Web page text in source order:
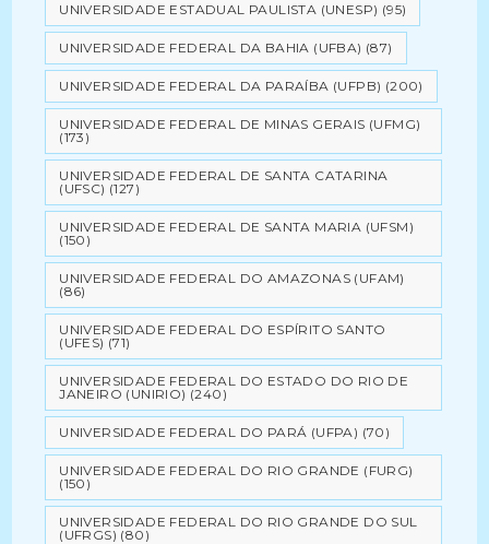
UNIVERSIDADE ESTADUAL PAULISTA (UNESP) (95)
UNIVERSIDADE FEDERAL DA BAHIA (UFBA) (87)
UNIVERSIDADE FEDERAL DA PARAÍBA (UFPB) (200)
UNIVERSIDADE FEDERAL DE MINAS GERAIS (UFMG)
(173)
UNIVERSIDADE FEDERAL DE SANTA CATARINA
(UFSC) (127)
UNIVERSIDADE FEDERAL DE SANTA MARIA (UFSM)
(150)
UNIVERSIDADE FEDERAL DO AMAZONAS (UFAM)
(86)
UNIVERSIDADE FEDERAL DO ESPÍRITO SANTO
(UFES) (71)
UNIVERSIDADE FEDERAL DO ESTADO DO RIO DE
JANEIRO (UNIRIO) (240)
UNIVERSIDADE FEDERAL DO PARÁ (UFPA) (70)
UNIVERSIDADE FEDERAL DO RIO GRANDE (FURG)
(150)
UNIVERSIDADE FEDERAL DO RIO GRANDE DO SUL
(UFRGS) (80)